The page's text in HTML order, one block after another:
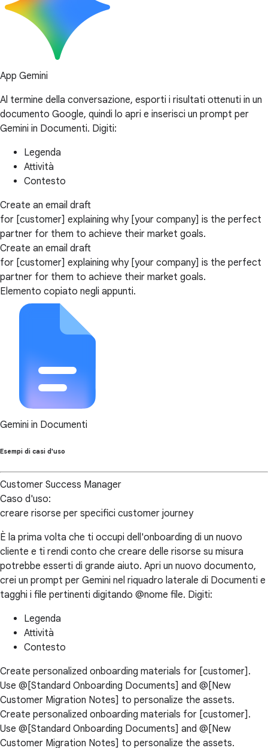
App Gemini
Al termine della conversazione, esporti i risultati ottenuti in un
documento Google, quindi lo apri e inserisci un prompt per
Gemini in Documenti. Digiti:
Legenda
Attività
Contesto
Create an email draft
for [customer] explaining why [your company] is the perfect
partner for them to achieve their market goals.
Create an email draft
for [customer] explaining why [your company] is the perfect
partner for them to achieve their market goals.
Elemento copiato negli appunti.
Gemini in Documenti
Esempi di casi d'uso
Customer Success Manager
Caso d'uso:
creare risorse per specifici customer journey
È la prima volta che ti occupi dell'onboarding di un nuovo
cliente e ti rendi conto che creare delle risorse su misura
potrebbe esserti di grande aiuto. Apri un nuovo documento,
crei un prompt per Gemini nel riquadro laterale di Documenti e
tagghi i file pertinenti digitando @nome file. Digiti:
Legenda
Attività
Contesto
Create personalized onboarding materials for [customer].
Use @[Standard Onboarding Documents] and @[New
Customer Migration Notes] to personalize the assets.
Create personalized onboarding materials for [customer].
Use @[Standard Onboarding Documents] and @[New
Customer Migration Notes] to personalize the assets.